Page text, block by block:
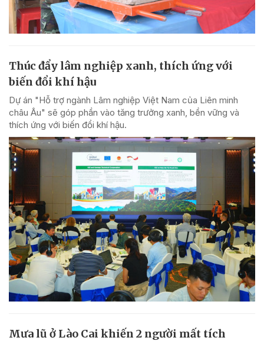
Thúc đẩy lâm nghiệp xanh, thích ứng với
biến đổi khí hậu
Dự án "Hỗ trợ ngành Lâm nghiệp Việt Nam của Liên minh
châu Âu" sẽ góp phần vào tăng trưởng xanh, bền vững và
thích ứng với biến đổi khí hậu.
Mưa lũ ở Lào Cai khiến 2 người mất tích